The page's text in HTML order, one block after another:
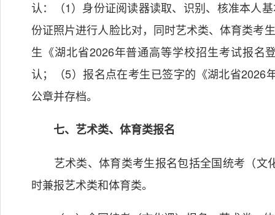
认：（1）身份证阅读器读取、识别、核准本人
份证照片进行人脸比对，同时艺术类、体育类考
生《湖北省2026年普通高等学校招生考试报名
认；（5）报名点在考生已签字的《湖北省2026
公章并存档。
七、艺术类、体育类报名
艺术类、体育类考生报名包括全国统考（文
时兼报艺术类和体育类。